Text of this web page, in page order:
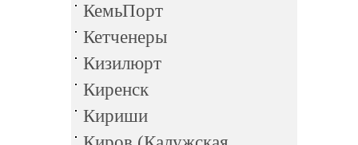
КемьПорт
Кетченеры
Кизилюрт
Киренск
Кириши